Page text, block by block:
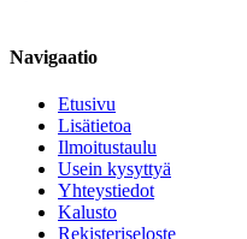
Navigaatio
Etusivu
Lisätietoa
Ilmoitustaulu
Usein kysyttyä
Yhteystiedot
Kalusto
Rekisteriseloste